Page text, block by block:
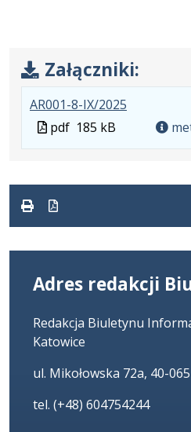
Załączniki:
AR001-8-IX/2025
Rozmiar
Otwiera
Plik
pdf 185 kB
Adres redakcji
Redakcja Biuletynu
Katowice
ul. Mikołowska 72a, 40-
tel. (+48) 604754244